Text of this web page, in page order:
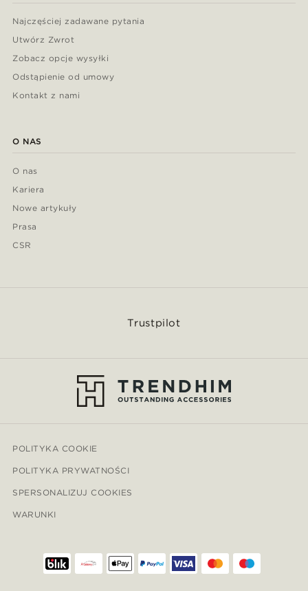
Najczęściej zadawane pytania
Utwórz Zwrot
Zobacz opcje wysyłki
Odstąpienie od umowy
Kontakt z nami
O NAS
O nas
Kariera
Nowe artykuły
Prasa
CSR
Trustpilot
POLITYKA COOKIE
POLITYKA PRYWATNOŚCI
SPERSONALIZUJ COOKIES
WARUNKI